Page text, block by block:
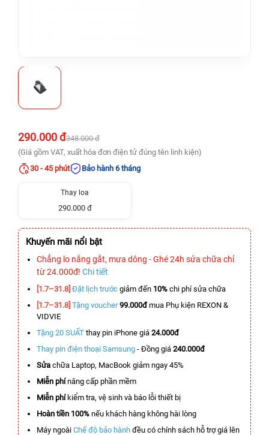
290.000 đ348.000 đ
(Giá gồm VAT, xuất hóa đơn điện tử đúng tên linh kiện)
30 - 45 phút
Bảo hành 6 tháng
Thay loa
290.000 đ
Khuyến mãi nổi bật
Chẳng lo nắng gắt, mưa dông - Ghé 24h sửa chữa chỉ
từ 24.000đ! Chi tiết
[1.7–31.8] Đặt lịch trước giảm đến 10% chi phí sửa chữa
[1.7–31.8] Tặng voucher 99.000đmua Phụ kiện REXON &
VIDVIE
Tặng 20 SUẤT thay pin iPhone giá 24.000đ
Thay pin điện thoại Samsung - Đồng giá 240.000đ
Sửa chữa Laptop, MacBook giảm ngay 45%
Miễn phínâng cấp phần mềm
Miễn phíkiểm tra, vệ sinh và báo lỗi thiết bị
Hoàn tiền 100% nếu khách hàng không hài lòng
Máy ngoài Chế độ bảo hành đều có chính sách hỗ trợ giá lên